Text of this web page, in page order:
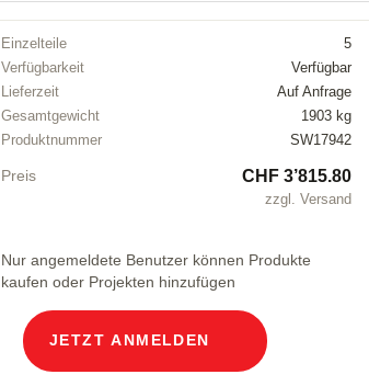
Einzelteile
5
Verfügbarkeit
Verfügbar
Lieferzeit
Auf Anfrage
Gesamtgewicht
1903 kg
Produktnummer
SW17942
Preis CHF 3’815.80
zzgl. Versand
Nur angemeldete Benutzer können Produkte
kaufen oder Projekten hinzufügen
JETZT ANMELDEN